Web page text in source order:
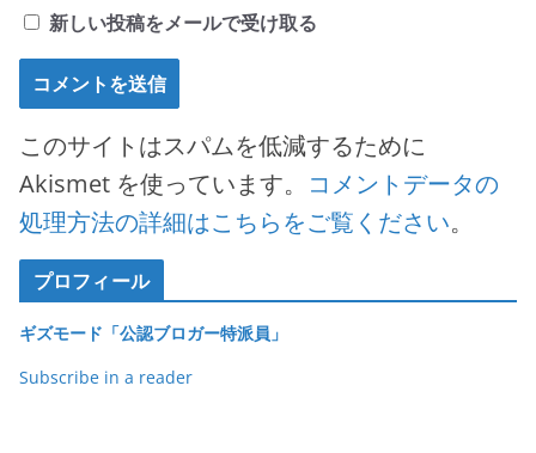
新しい投稿をメールで受け取る
このサイトはスパムを低減するために
Akismet を使っています。 コメントデータの
処理方法の詳細はこちらをご覧ください。
プロフィール
ギズモード「公認ブロガー特派員」
Subscribe in a reader